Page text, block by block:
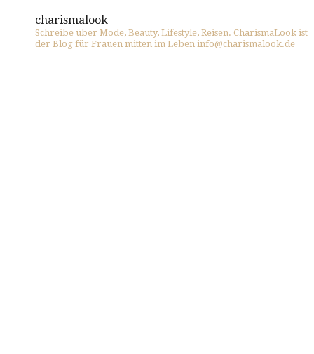
charismalook
Schreibe über Mode, Beauty, Lifestyle, Reisen. CharismaLook ist
der Blog für Frauen mitten im Leben info@charismalook.de